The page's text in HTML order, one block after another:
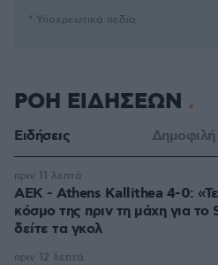
* Υποχρεωτικά πεδία
ΡΟΗ ΕΙΔΗΣΕΩΝ
Ειδήσεις Δημοφιλή
ΑΕΚ - Athens Kallithea 4-0:
κόσμο της πριν τη μάχη για
δείτε τα γκολ
πριν 11 λεπτά
πριν 12 λεπτά